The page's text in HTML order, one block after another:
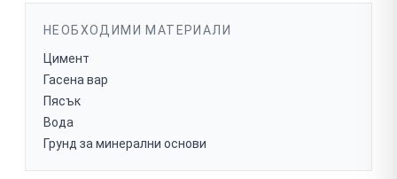
НЕОБХОДИМИ МАТЕРИАЛИ
Цимент
Гасена вар
Пясък
Вода
Грунд за минерални основи